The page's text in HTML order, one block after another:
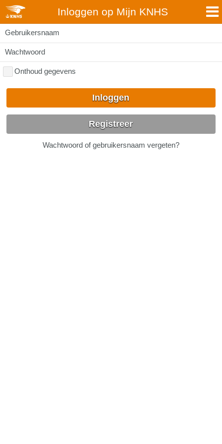
Inloggen op Mijn KNHS
Gebruikersnaam
Wachtwoord
Onthoud gegevens
Inloggen
Registreer
Wachtwoord of gebruikersnaam vergeten?